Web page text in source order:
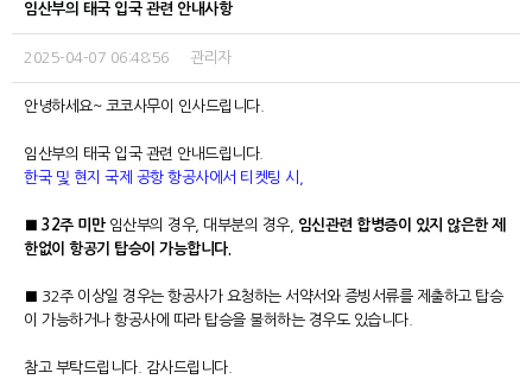
임산부의 태국 입국 관련 안내사항
2025-04-07 06:48:56 관리자
안녕하세요~ 코코사무이 인사드립니다.
임산부의 태국 입국 관련 안내드립니다.
한국 및 현지 국제 공항 항공사에서 티켓팅 시,
■ 32주 미만임산부의 경우, 대부분의 경우,
임신관련 합병증이 있지 않은한 제
한없이 항공기 탑승이 가능합니다.
■ 32주 이상일 경우는 항공사가 요청하는 서약서와 증빙서류를 제출하고 탑승
이 가능하거나 항공사에 따라 탑승을 불허하는 경우도 있습니다.
참고 부탁드립니다. 감사드립니다.